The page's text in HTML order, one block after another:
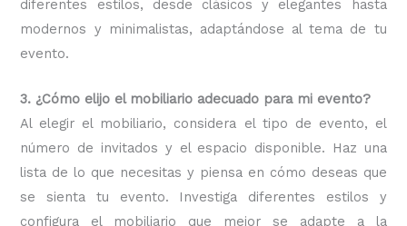
diferentes estilos, desde clásicos y elegantes hasta
modernos y minimalistas, adaptándose al tema de tu
evento.
3. ¿Cómo elijo el mobiliario adecuado para mi evento?
Al elegir el mobiliario, considera el tipo de evento, el
número de invitados y el espacio disponible. Haz una
lista de lo que necesitas y piensa en cómo deseas que
se sienta tu evento. Investiga diferentes estilos y
configura el mobiliario que mejor se adapte a la